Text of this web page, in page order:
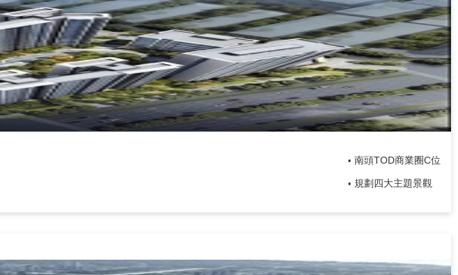
• 南頭TOD商業圈C位
• 規劃四大主題景觀